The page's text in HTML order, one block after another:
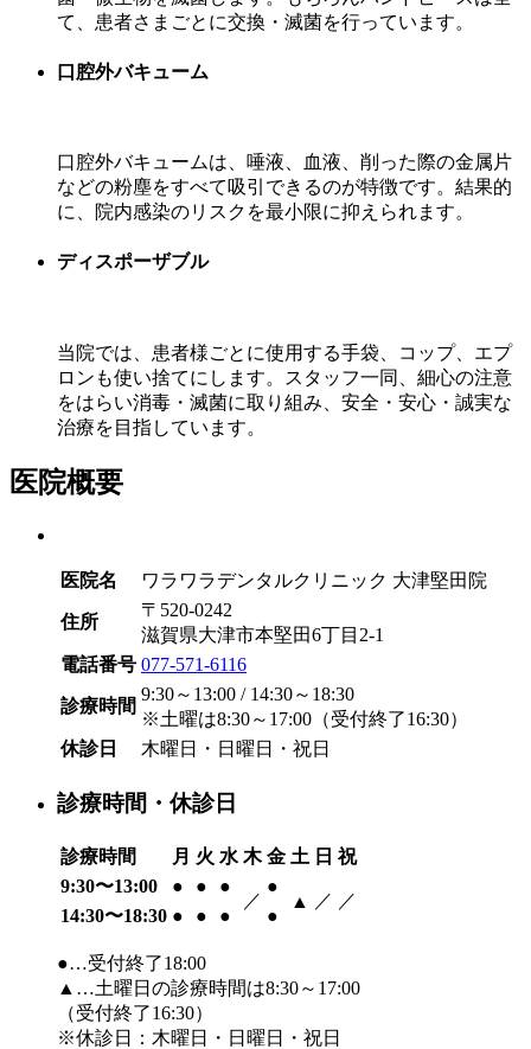
て、患者さまごとに交換・滅菌を行っています。
口腔外バキューム
口腔外バキュームは、唾液、血液、削った際の金属片
などの粉塵をすべて吸引できるのが特徴です。結果的
に、院内感染のリスクを最小限に抑えられます。
ディスポーザブル
当院では、患者様ごとに使用する手袋、コップ、エプ
ロンも使い捨てにします。スタッフ一同、細心の注意
をはらい消毒・滅菌に取り組み、安全・安心・誠実な
治療を目指しています。
医院概要
医院名 ワラワラデンタルクリニック 大津堅田院
住所
〒520-0242
滋賀県大津市本堅田6丁目2-1
電話番号 077-571-6116
診療時間
9:30～13:00 / 14:30～18:30
※土曜は8:30～17:00（受付終了16:30）
休診日
木曜日・日曜日・祝日
診療時間・休診日
診療時間 月 火 水 木 金 土 日 祝
9:30〜13:00
● ● ●
／
●
▲ ／ ／
14:30〜18:30 ● ● ● ●
●…受付終了18:00
▲…土曜日の診療時間は8:30～17:00
（受付終了16:30）
※休診日：木曜日・日曜日・祝日